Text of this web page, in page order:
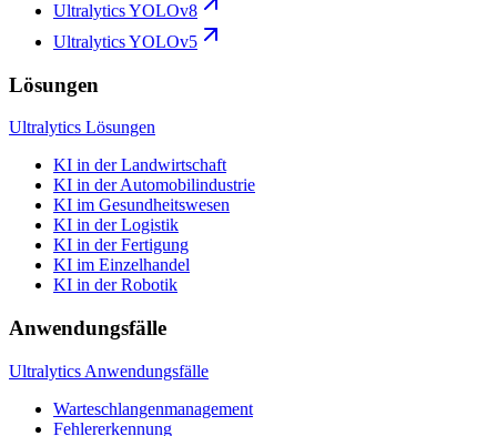
Ultralytics YOLOv8
Ultralytics YOLOv5
Lösungen
Ultralytics Lösungen
KI in der Landwirtschaft
KI in der Automobilindustrie
KI im Gesundheitswesen
KI in der Logistik
KI in der Fertigung
KI im Einzelhandel
KI in der Robotik
Anwendungsfälle
Ultralytics Anwendungsfälle
Warteschlangenmanagement
Fehlererkennung